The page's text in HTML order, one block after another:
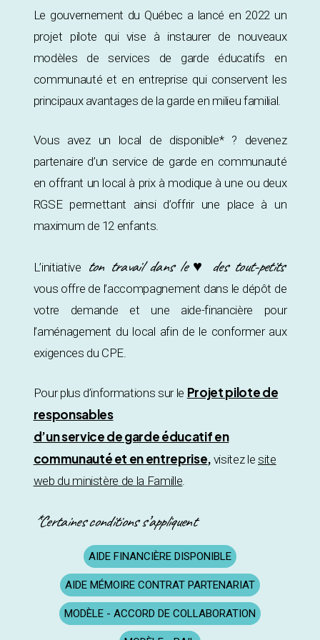
Le gouvernement du Québec a lancé en 2022 un
projet pilote qui vise à instaurer de nouveaux
modèles de services de garde éducatifs en
communauté et en entreprise qui conservent les
principaux avantages de la garde en milieu familial.
Vous avez un local de disponible* ? devenez
partenaire d’un service de garde en communauté
en offrant un local à prix à modique à une ou deux
RGSE permettant ainsi d’offrir une place à un
maximum de 12 enfants.
L’initiative ton travail dans le ♥ des tout-petits
vous offre de l’accompagnement dans le dépôt de
votre demande et une aide-financière pour
l’aménagement du local afin de le conformer aux
exigences du CPE.
Pour plus d’informations sur le Projet pilote de
responsables
d’un service de garde éducatif en
communauté et en entreprise, visitez le site
web du ministère de la Famille.
*Certaines conditions s’appliquent
AIDE FINANCIÈRE DISPONIBLE
AIDE MÉMOIRE CONTRAT PARTENARIAT
MODÈLE - ACCORD DE COLLABORATION